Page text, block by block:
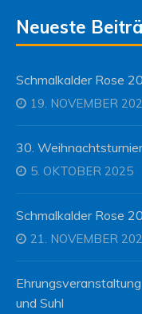
Neueste
Schmalkalder Rose
19. NOVEMBER
30. Weihnachtsturnier
5. OKTOBER 2025
Schmalkalder Rose
21. NOVEMBER
und Suhl